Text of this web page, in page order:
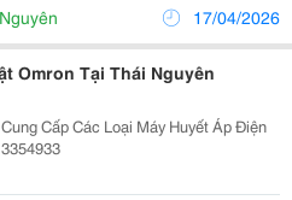
17/04/2026
Omron Tại Thái Nguyên
Cấp Các Loại Máy Huyết Áp Điện
0913354933